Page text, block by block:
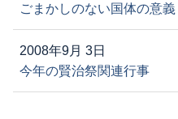
ごまかしのない国体の意義
2008年9月 3日
今年の賢治祭関連行事